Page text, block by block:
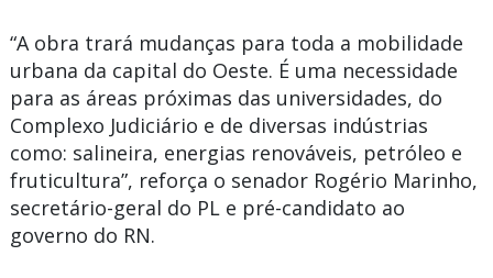
“A obra trará mudanças para toda a mobilidade
urbana da capital do Oeste. É uma necessidade
para as áreas próximas das universidades, do
Complexo Judiciário e de diversas indústrias
como: salineira, energias renováveis, petróleo e
fruticultura”, reforça o senador Rogério Marinho,
secretário-geral do PL e pré-candidato ao
governo do RN.